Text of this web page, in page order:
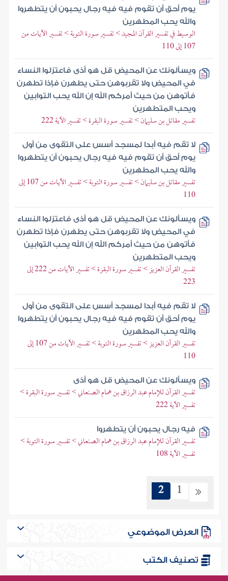
يوم أحق أن تقوم فيه فيه رجال يحبون أن يتطهروا
والله يحب المطهرين
الوسيط في تفسير القرآن المجيد > تفسير سورة التوبة > تفسير الآيات من
107 إلى 110
ويسألونك عن المحيض قل هو أذى فاعتزلوا النساء
في المحيض ولا تقربوهن حتى يطهرن فإذا تطهرن
فأتوهن من حيث أمركم الله إن الله يحب التوابين
ويحب المتطهرين
تفسير مقاتل بن سليمان > تفسير سورة البقرة > تفسير الآية 222
لا تقم فيه أبدا لمسجد أسس على التقوى من أول
يوم أحق أن تقوم فيه فيه رجال يحبون أن يتطهروا
والله يحب المطهرين
تفسير مقاتل بن سليمان > تفسير سورة التوبة > تفسير الآيات من 107 إلى
110
ويسألونك عن المحيض قل هو أذى فاعتزلوا النساء
في المحيض ولا تقربوهن حتى يطهرن فإذا تطهرن
فأتوهن من حيث أمركم الله إن الله يحب التوابين
ويحب المتطهرين
تفسير القرآن العزيز > تفسير سورة البقرة > تفسير الآيات من 222 إلى
223
لا تقم فيه أبدا لمسجد أسس على التقوى من أول
يوم أحق أن تقوم فيه فيه رجال يحبون أن يتطهروا
والله يحب المطهرين
تفسير القرآن العزيز > تفسير سورة التوبة > تفسير الآيات من 107 إلى
110
ويسألونك عن المحيض قل هو أذى
تفسير القرآن للإمام عبد الرزاق بن همام الصنعاني > تفسير سورة البقرة >
تفسير الآية 222
فيه رجال يحبون أن يتطهروا
تفسير القرآن للإمام عبد الرزاق بن همام الصنعاني > تفسير سورة التوبة >
تفسير الآية 108
1
2
العرض الموضوعي
تصنيف الكتب